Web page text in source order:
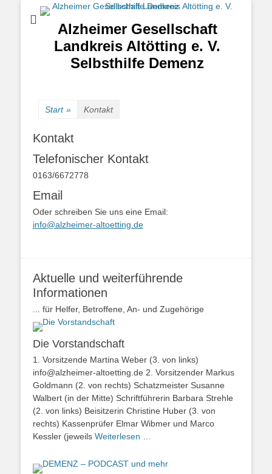
Alzheimer Gesellschaft
Landkreis Altötting e. V.
Selbsthilfe Demenz
Start » Kontakt
Kontakt
Telefonischer Kontakt
0163/6672778
Email
Oder schreiben Sie uns eine Email:
info@alzheimer-altoetting.de
Aktuelle und weiterführende
Informationen
... für Helfer, Betroffene, An- und Zugehörige
Die Vorstandschaft
1. Vorsitzende Martina Weber (3. von links)
info@alzheimer-altoetting.de 2. Vorsitzender Markus
Goldmann (2. von rechts) Schatzmeister Susanne
Walbert (in der Mitte) Schriftführerin Barbara Strehle
(2. von links) Beisitzerin Christine Huber (3. von
rechts) Kassenprüfer Elmar Wibmer und Marco
Kessler (jeweils Weiterlesen …